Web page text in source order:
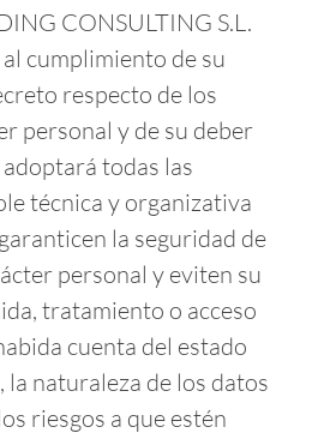
CONSULTING S.L.
cumplimiento de su
respecto de los
personal y de su deber
todas las
técnica y organizativa
la seguridad de
personal y eviten su
tratamiento o acceso
cuenta del estado
la naturaleza de los datos
riesgos a que estén